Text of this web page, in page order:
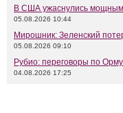
В США ужаснулись мощным
05.08.2026 10:44
Мирошник: Зеленский
05.08.2026 09:10
Рубио: переговоры по
04.08.2026 17:25